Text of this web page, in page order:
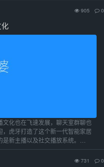
905 0
化也在飞速发展，聊天室群聊也
虎牙打造了这个新一代智能家居
新主播以及社交播放系统。…
731 0